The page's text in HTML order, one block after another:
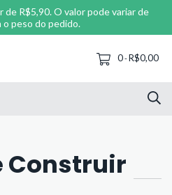
de R$5,90. O valor pode variar de
o peso do pedido.
0-R$0,00
Construir